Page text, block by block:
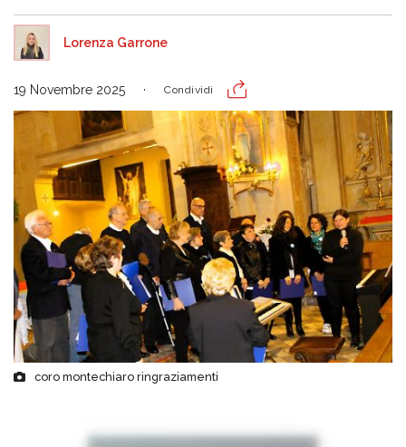
Lorenza Garrone
19 Novembre 2025 Condividi
coro montechiaro ringraziamenti